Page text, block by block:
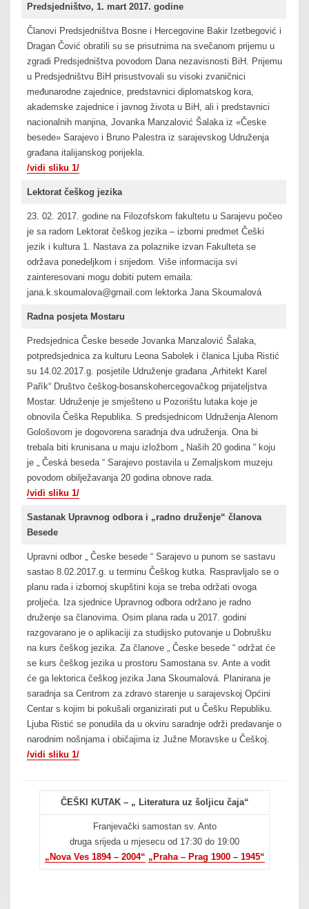
Predsjedništvo, 1. mart 2017. godine
Članovi Predsjedništva Bosne i Hercegovine Bakir Izetbegović i
Dragan Čović obratili su se prisutnima na svečanom prijemu u
zgradi Predsjedništva povodom Dana nezavisnosti BiH. Prijemu
u Predsjedništvu BiH prisustvovali su visoki zvaničnici
međunarodne zajednice, predstavnici diplomatskog kora,
akademske zajednice i javnog života u BiH, ali i predstavnici
nacionalnih manjina, Jovanka Manzalović Šalaka iz «Česke
besede» Sarajevo i Bruno Palestra iz sarajevskog Udruženja
građana italijanskog porijekla.
/vidi sliku 1/
Lektorat češkog jezika
23. 02. 2017. godine na Filozofskom fakultetu u Sarajevu počeo
je sa radom Lektorat češkog jezika – izborni predmet Češki
jezik i kultura 1. Nastava za polaznike izvan Fakulteta se
održava ponedeljkom i srijedom. Više informacija svi
zainteresovani mogu dobiti putem emaila:
jana.k.skoumalova@gmail.com lektorka Jana Skoumalová
Radna posjeta Mostaru
Predsjednica Česke besede Jovanka Manzalović Šalaka,
potpredsjednica za kulturu Leona Sabolek i članica Ljuba Ristić
su 14.02.2017.g. posjetile Udruženje građana „Arhitekt Karel
Pařík“ Društvo češkog-bosanskohercegovačkog prijateljstva
Mostar. Udruženje je smješteno u Pozorištu lutaka koje je
obnovila Češka Republika. S predsjednicom Udruženja Alenom
Gološovom je dogovorena saradnja dva udruženja. Ona bi
trebala biti krunisana u maju izložbom „ Naših 20 godina “ koju
je „ Česká beseda “ Sarajevo postavila u Zemaljskom muzeju
povodom obilježavanja 20 godina obnove rada.
/vidi sliku 1/
Sastanak Upravnog odbora i „radno druženje“ članova
Besede
Upravni odbor „ Česke besede “ Sarajevo u punom se sastavu
sastao 8.02.2017.g. u terminu Češkog kutka. Raspravljalo se o
planu rada i izbornoj skupštini koja se treba održati ovoga
proljeća. Iza sjednice Upravnog odbora održano je radno
druženje sa članovima. Osim plana rada u 2017. godini
razgovarano je o aplikaciji za studijsko putovanje u Dobrušku
na kurs češkog jezika. Za članove „ Česke besede “ održat će
se kurs češkog jezika u prostoru Samostana sv. Ante a vodit
će ga lektorica češkog jezika Jana Skoumalová. Planirana je
saradnja sa Centrom za zdravo starenje u sarajevskoj Općini
Centar s kojim bi pokušali organizirati put u Češku Republiku.
Ljuba Ristić se ponudila da u okviru saradnje održi predavanje o
narodnim nošnjama i običajima iz Južne Moravske u Češkoj.
/vidi sliku 1/
ČEŠKI KUTAK – „ Literatura uz šoljicu čaja“
Franjevački samostan sv. Anto
druga srijeda u mjesecu od 17:30 do 19:00
„Nova Ves 1894 – 2004“ „Praha – Prag 1900 – 1945“